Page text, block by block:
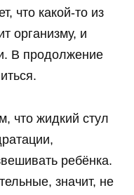
что какой-то из
организму, и
В продолжение
что жидкий стул
ребёнка.
значит, не